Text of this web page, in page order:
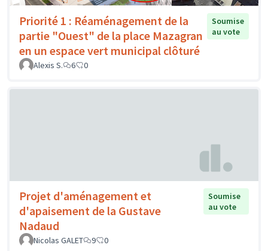
Priorité 1 : Réaménagement de la
partie "Ouest" de la place Mazagran
en un espace vert municipal clôturé
Soumise
au vote
Alexis S. 6 0
Projet d'aménagement et
d'apaisement de la Gustave
Nadaud
Soumise
au vote
Nicolas GALET 9 0